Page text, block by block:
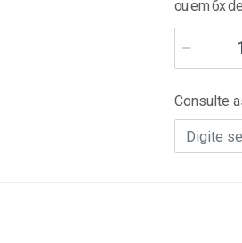
ou em 6x
Consulte